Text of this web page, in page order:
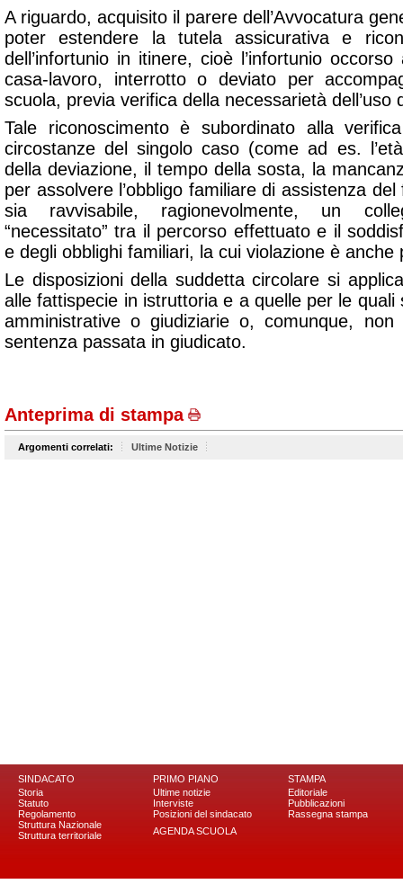
A riguardo, acquisito il parere dell’Avvocatura
poter estendere la tutela assicurativa e
dell’infortunio in itinere, cioè l’infortunio
casa-lavoro, interrotto o deviato per
scuola, previa verifica della necessarietà dell’uso
Tale riconoscimento è subordinato alla
circostanze del singolo caso (come ad es.
della deviazione, il tempo della sosta, la
per assolvere l’obbligo familiare di assistenza
sia ravvisabile, ragionevolmente, un
“necessitato” tra il percorso effettuato e il
e degli obblighi familiari, la cui violazione è
Le disposizioni della suddetta circolare si
alle fattispecie in istruttoria e a quelle per le
amministrative o giudiziarie o, comunque,
sentenza passata in giudicato.
Anteprima di stampa
Argomenti correlati: Ultime Notizie
SINDACATO
Storia
Statuto
Regolamento
Struttura Nazionale
Struttura territoriale
PRIMO PIANO
Ultime notizie
Interviste
Posizioni del sindacato
AGENDA SCUOLA
STAMPA
Editoriale
Pubblicazioni
Rassegna stampa